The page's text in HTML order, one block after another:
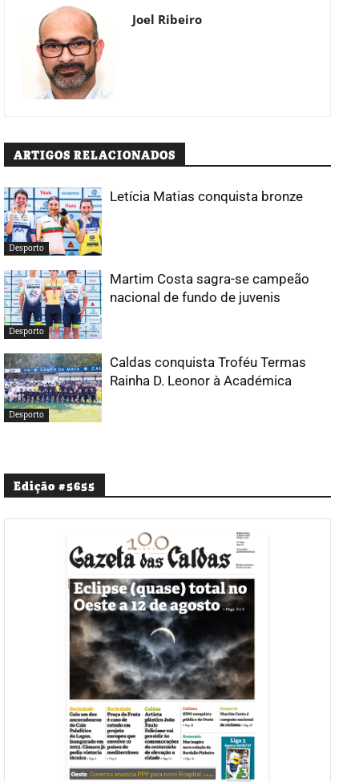
Joel Ribeiro
ARTIGOS RELACIONADOS
Desporto
Letícia Matias conquista bronze
Desporto
Martim Costa sagra-se campeão
nacional de fundo de juvenis
Desporto
Caldas conquista Troféu Termas
Rainha D. Leonor à Académica
Edição #5655